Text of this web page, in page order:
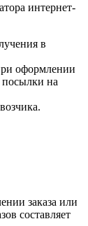
интернет-
в
оформлении
на
заказа или
составляет